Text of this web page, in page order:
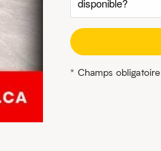
* Champs obligatoire